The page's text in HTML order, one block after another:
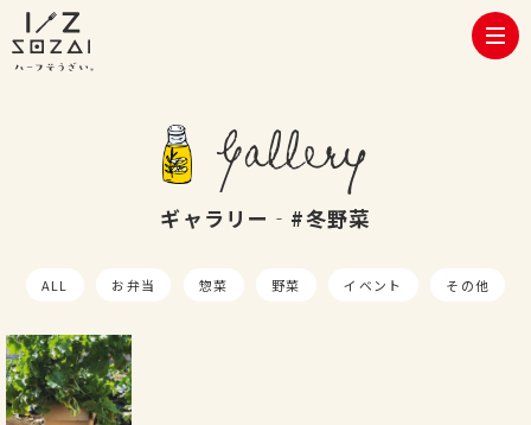
Gallery
ギャラリー‐#冬野菜
ALL お弁当 惣菜 野菜 イベント その他